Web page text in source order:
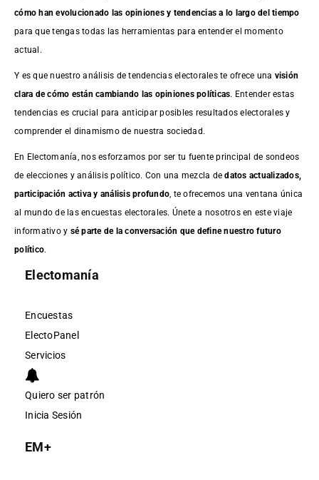
cómo han evolucionado las opiniones y tendencias a lo largo del tiempo
para que tengas todas las herramientas para entender el momento
actual.
Y es que nuestro análisis de tendencias electorales te ofrece una visión
clara de cómo están cambiando las opiniones políticas. Entender estas
tendencias es crucial para anticipar posibles resultados electorales y
comprender el dinamismo de nuestra sociedad.
En Electomanía, nos esforzamos por ser tu fuente principal de sondeos
de elecciones y análisis político. Con una mezcla dedatos actualizados,
participación activa y análisis profundo , te ofrecemos una ventana única
al mundo de las encuestas electorales. Únete a nosotros en este viaje
informativo y sé parte de la conversación que define nuestro futuro
político.
Electomanía
Encuestas
ElectoPanel
Servicios
Quiero ser patrón
Inicia Sesión
EM+